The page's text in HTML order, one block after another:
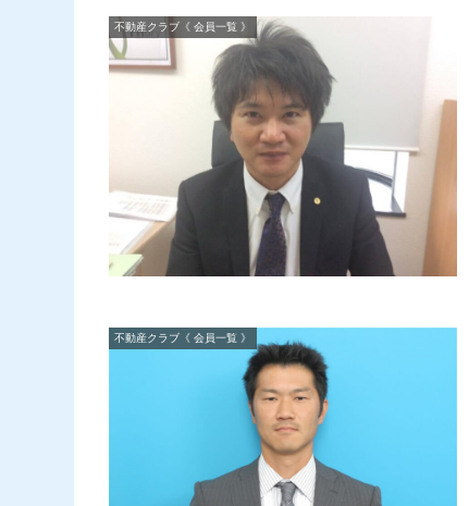
不動産クラブ《 会員一覧 》
不動産クラブ《 会員一覧 》